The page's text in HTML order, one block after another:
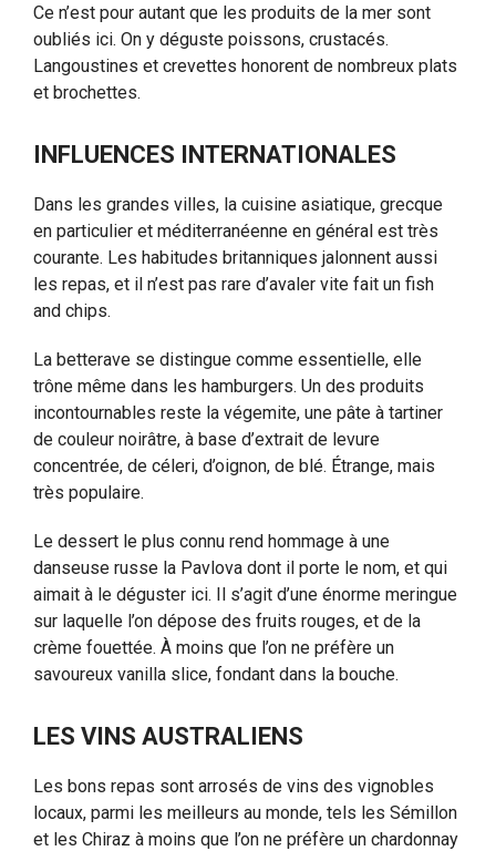
Ce n’est pour autant que les produits de la mer sont
oubliés ici. On y déguste poissons, crustacés.
Langoustines et crevettes honorent de nombreux plats
et brochettes.
INFLUENCES INTERNATIONALES
Dans les grandes villes, la cuisine asiatique, grecque
en particulier et méditerranéenne en général est très
courante. Les habitudes britanniques jalonnent aussi
les repas, et il n’est pas rare d’avaler vite fait un fish
and chips.
La betterave se distingue comme essentielle, elle
trône même dans les hamburgers. Un des produits
incontournables reste la végemite, une pâte à tartiner
de couleur noirâtre, à base d’extrait de levure
concentrée, de céleri, d’oignon, de blé. Étrange, mais
très populaire.
Le dessert le plus connu rend hommage à une
danseuse russe la Pavlova dont il porte le nom, et qui
aimait à le déguster ici. Il s’agit d’une énorme meringue
sur laquelle l’on dépose des fruits rouges, et de la
crème fouettée. À moins que l’on ne préfère un
savoureux vanilla slice, fondant dans la bouche.
LES VINS AUSTRALIENS
Les bons repas sont arrosés de vins des vignobles
locaux, parmi les meilleurs au monde, tels les Sémillon
et les Chiraz à moins que l’on ne préfère un chardonnay